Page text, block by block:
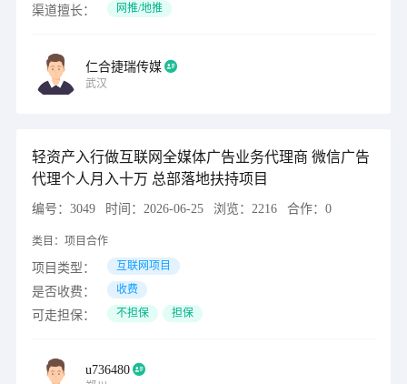
渠道擅长： 网推/地推
仁合捷瑞传媒
武汉
轻资产入行做互联网全媒体广告业务代理商 微信广告
代理个人月入十万 总部落地扶持项目
编号： 3049 时间： 2026-06-25 浏览： 2216 合作： 0
类目： 项目合作
项目类型： 互联网项目
是否收费： 收费
可走担保： 不担保 担保
u736480